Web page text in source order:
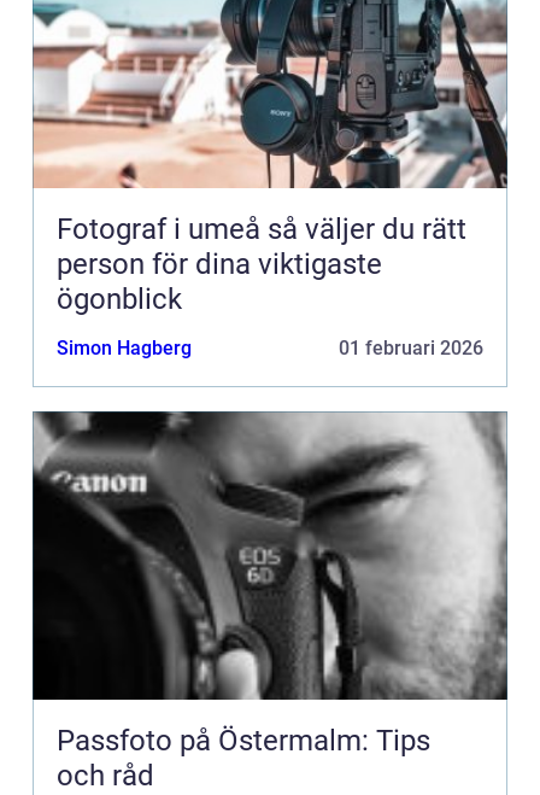
Fotograf i umeå så väljer du rätt
person för dina viktigaste
ögonblick
Simon Hagberg 01 februari 2026
Passfoto på Östermalm: Tips
och råd